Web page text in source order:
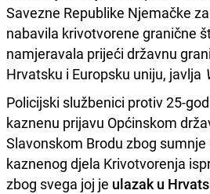
Savezne Republike Njemačke
nabavila krivotvorene granične
namjeravala prijeći državnu
Hrvatsku i Europsku uniju, javlja
Policijski službenici protiv 25-
kaznenu prijavu Općinskom
Slavonskom Brodu zbog sumnje
kaznenog djela Krivotvorenja
zbog svega joj je ulazak u